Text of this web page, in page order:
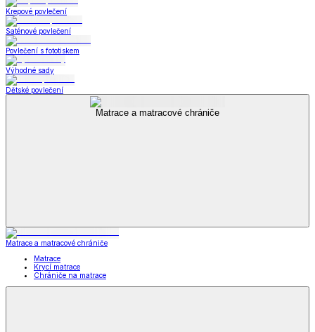
Krepové povlečení
Saténové povlečení
Povlečení s fototiskem
Výhodné sady
Dětské povlečení
Matrace a matracové chrániče
Matrace a matracové chrániče
Matrace
Krycí matrace
Chrániče na matrace